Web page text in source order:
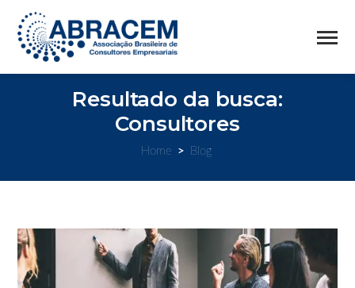
Resultado da busca:
Consultores
Home > Blog